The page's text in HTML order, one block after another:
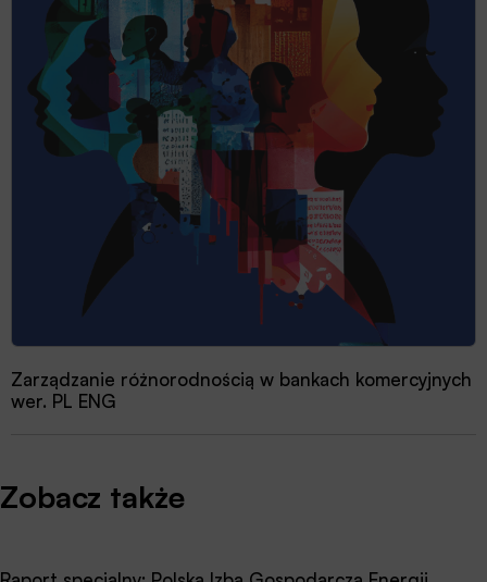
Zarządzanie różnorodnością w bankach komercyjnych
wer. PL ENG
Zobacz także